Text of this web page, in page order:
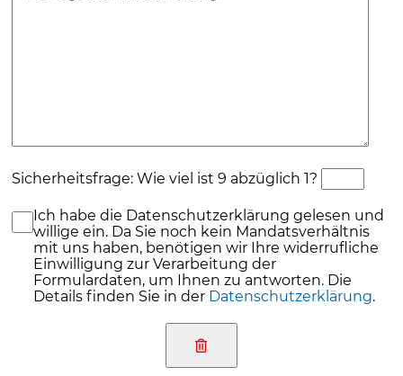
Sicherheitsfrage: Wie viel ist 9 abzüglich 1?
Ich habe die Datenschutzerklärung gelesen und
willige ein. Da Sie noch kein Mandatsverhältnis
mit uns haben, benötigen wir Ihre widerrufliche
Einwilligung zur Verarbeitung der
Formulardaten, um Ihnen zu antworten. Die
Details finden Sie in der Datenschutzerklärung.